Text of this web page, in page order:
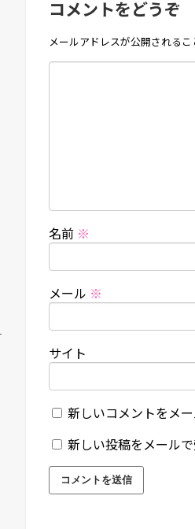
コメントをどうぞ
メールアドレスが公開されるこ
名前 ※
メール ※
サイト
新しいコメントをメ
新しい投稿をメール